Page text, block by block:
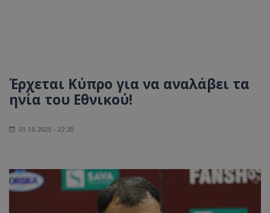
Έρχεται Κύπρο για να αναλάβει τα
ηνία του Εθνικού!
01.10.2025 - 22:20